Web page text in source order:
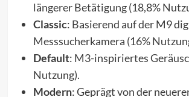
längerer Betätigung (18,8%
Classic: Basierend auf der M9
Messsucherkamera (16%
Default: M3-inspiriertes
Nutzung).
Modern: Geprägt von der